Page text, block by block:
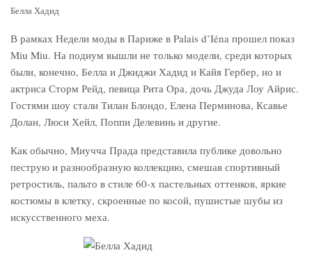
Белла Хадид
В рамках Недели моды в Париже в Palais d’Iéna прошел показ
Miu Miu. На подиум вышли не только модели, среди которых
были, конечно, Белла и Джиджи Хадид и Кайя Гербер, но и
актриса Сторм Рейд, певица Рита Ора, дочь Джуда Лоу Айрис.
Гостями шоу стали Тилан Блондо, Елена Перминова, Ксавье
Долан, Люси Хейл, Поппи Делевинь и другие.
Как обычно, Миучча Прада представила публике довольно
пеструю и разнообразную коллекцию, смешав спортивный
ретростиль, пальто в стиле 60-х пастельных оттенков, яркие
костюмы в клетку, скроенные по косой, пушистые шубы из
искусственного меха.